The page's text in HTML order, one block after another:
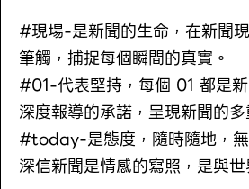
#現場-是新聞的生命，在新聞
筆觸，捕捉每個瞬間的真實。
#01-代表堅持，每個 01 都是
深度報導的承諾，呈現新聞的多
#today-是態度，隨時隨地，無
深信新聞是情感的寫照，是與世